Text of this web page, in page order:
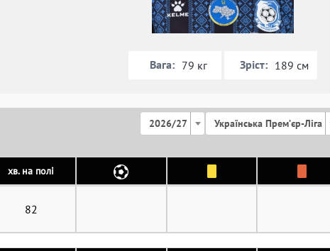
Вага: 79 кг Зріст: 189 см
2026/27 Українська Премʼєр-Ліга
хв. на полі
82